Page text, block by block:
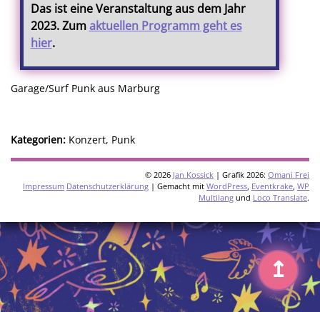
Das ist eine Veranstaltung aus dem Jahr
2023. Zumaktuellen Programm geht es
hier.
Garage/Surf Punk aus Marburg
Kategorien: Konzert, Punk
© 2026 Jan Kossick | Grafik 2026: Omani Frei
Impressum Datenschutzerklärung | Gemacht mit WordPress Eventkrake WP
Multilang und Loco Translate.
↥